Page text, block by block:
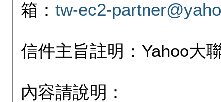
箱： tw-ec2-
信件主旨註明：Yahoo大
內容請說明：